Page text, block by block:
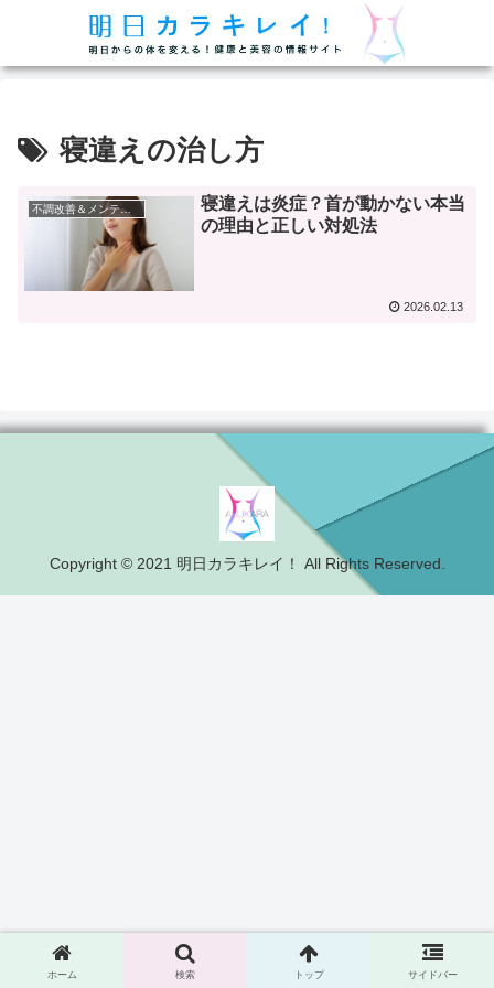
寝違えの治し方
不調改善＆メンテナンス
寝違えは炎症？首が動かない本当
の理由と正しい対処法
2026.02.13
Copyright © 2021 明日カラキレイ！ All Rights Reserved.
ホーム 検索 トップ サイドバー